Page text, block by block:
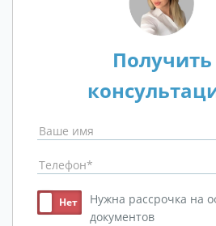
Получить
Нужна рассрочка на
документов